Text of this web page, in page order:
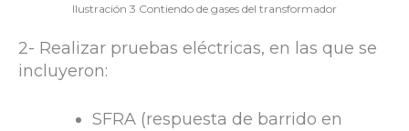
Ilustración 3 Contiendo de gases del transformador
2- Realizar pruebas eléctricas, en las que se
incluyeron:
SFRA (respuesta de barrido en